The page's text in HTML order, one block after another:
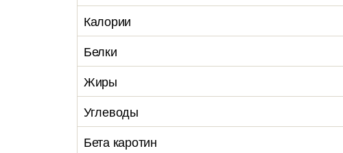
Калории
Белки
Жиры
Углеводы
Бета каротин